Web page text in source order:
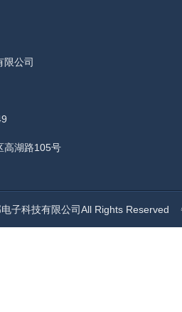
限公司
高湖路105号
子科技有限公司All Rights Reserved